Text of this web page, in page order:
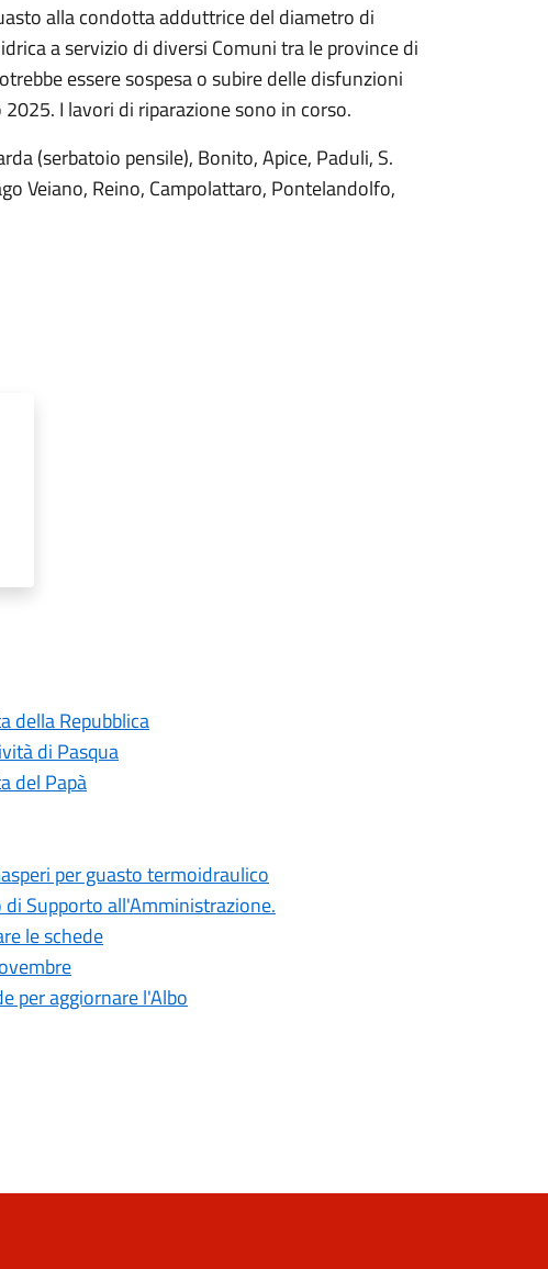
alla condotta adduttrice del diametro di
a servizio di diversi Comuni tra le province di
essere sospesa o subire delle disfunzioni
I lavori di riparazione sono in corso.
(serbatoio pensile), Bonito, Apice, Paduli, S.
Veiano, Reino, Campolattaro, Pontelandolfo,
della Repubblica
di Pasqua
del Papà
per guasto termoidraulico
Supporto all'Amministrazione.
le schede
per aggiornare l'Albo